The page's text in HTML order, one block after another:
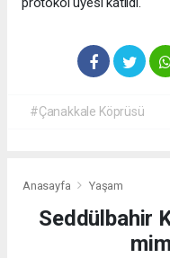
#Çanakkale Köprüsü
Anasayfa Yaşam
Seddülbahir